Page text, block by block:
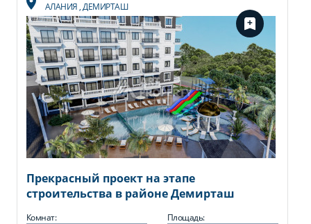
АЛАНИЯ,ДЕМИРТАШ
Прекрасный проект на этапе
строительства в районе Демирташ
Комнат: Площадь: